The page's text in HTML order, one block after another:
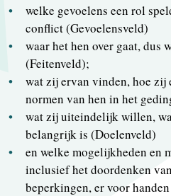
welke gevoelens een rol
conflict (Gevoelensveld)
waar het hen over gaat, dus
(Feitenveld);
wat zij ervan vinden, hoe zij
normen van hen in het
wat zij uiteindelijk willen,
belangrijk is (Doelenveld)
en welke mogelijkheden en
inclusief het doordenken
beperkingen, er voor